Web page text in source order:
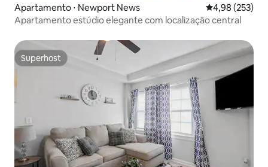
Apartamento ⋅ Newport News 4,98 de uma
4,98 (253)
Apartamento estúdio elegante com localização central
Superhost
Superhost